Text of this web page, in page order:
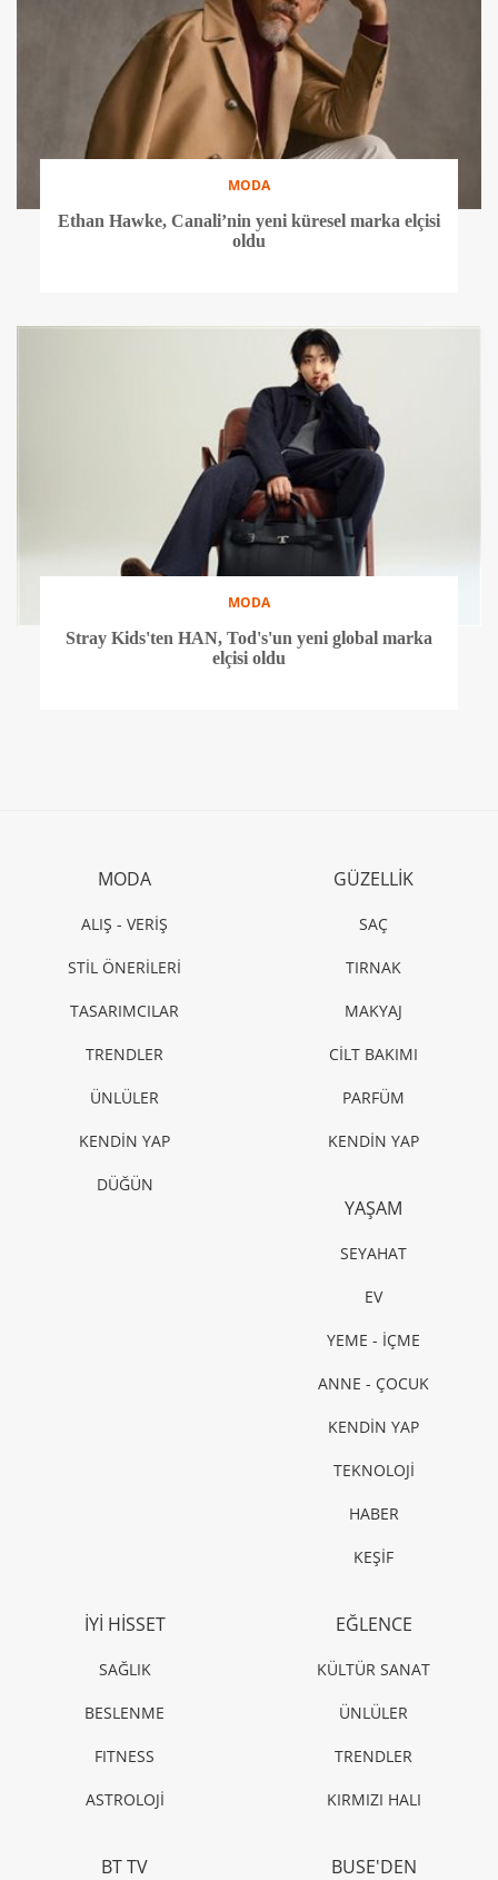
MODA
Ethan Hawke, Canali’nin yeni küresel marka elçisi
oldu
MODA
Stray Kids'ten HAN, Tod's'un yeni global marka
elçisi oldu
MODA
ALIŞ - VERİŞ
STİL ÖNERİLERİ
TASARIMCILAR
TRENDLER
ÜNLÜLER
KENDİN YAP
DÜĞÜN
GÜZELLİK
SAÇ
TIRNAK
MAKYAJ
CİLT BAKIMI
PARFÜM
KENDİN YAP
YAŞAM
SEYAHAT
EV
YEME - İÇME
ANNE - ÇOCUK
KENDİN YAP
TEKNOLOJİ
HABER
KEŞİF
İYİ HİSSET
SAĞLIK
BESLENME
FITNESS
ASTROLOJİ
EĞLENCE
KÜLTÜR SANAT
ÜNLÜLER
TRENDLER
KIRMIZI HALI
BT TV BUSE'DEN